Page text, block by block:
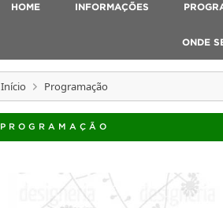
HOME INFORMAÇÕES
ONDE
Início Programação
PROGRAMAÇÃO